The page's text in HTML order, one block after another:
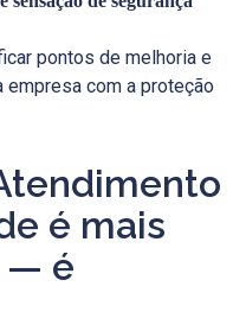
pontos de melhoria e
com a proteção
é mais
— é